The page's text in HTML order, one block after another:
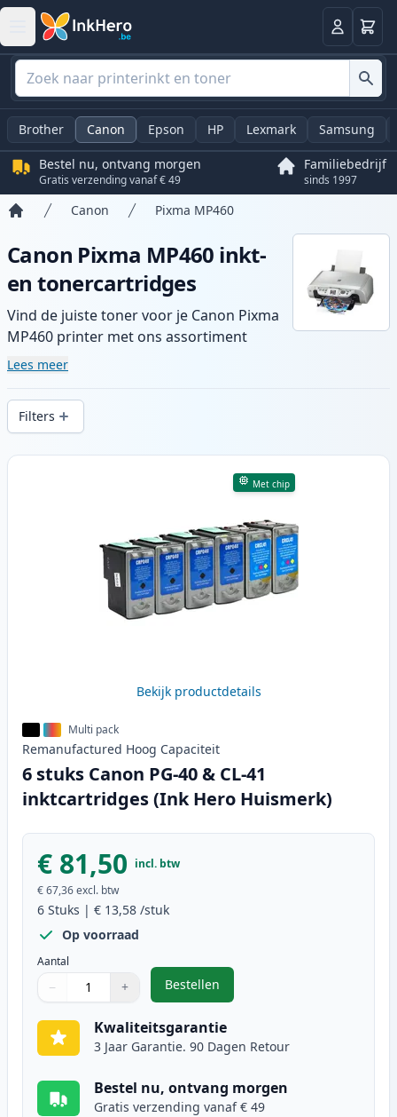
Log in
Brother Canon Epson HP Lexmark Samsung
Bestel nu, ontvang morgen
Gratis verzending vanaf € 49
Familiebedrijf
sinds 1997
Canon Pixma MP460
Canon Pixma MP460 inkt-
en tonercartridges
Vind de juiste toner voor je Canon Pixma
MP460 printer met ons assortiment
compatibele en high-yield cartridges.
snelle levering vanuit lokale voorraad in .
Lees meer
Filters
Producten
Met chip
Bekijk productdetails
Multi pack
Remanufactured Hoog Capaciteit
6 stuks Canon PG-40 & CL-41
inktcartridges (Ink Hero Huismerk)
€ 81,50 incl. btw
€ 67,36excl. btw
6 Stuks | € 13,58 /stuk
Op voorraad
Aantal
Gebruik de knoppen om aan te passen
− +
1
Bestellen
,6 stuks Canon PG-40 & CL-41
Kwaliteitsgarantie
3 Jaar Garantie. 90 Dagen Retour
Bestel nu, ontvang morgen
Gratis verzending vanaf € 49